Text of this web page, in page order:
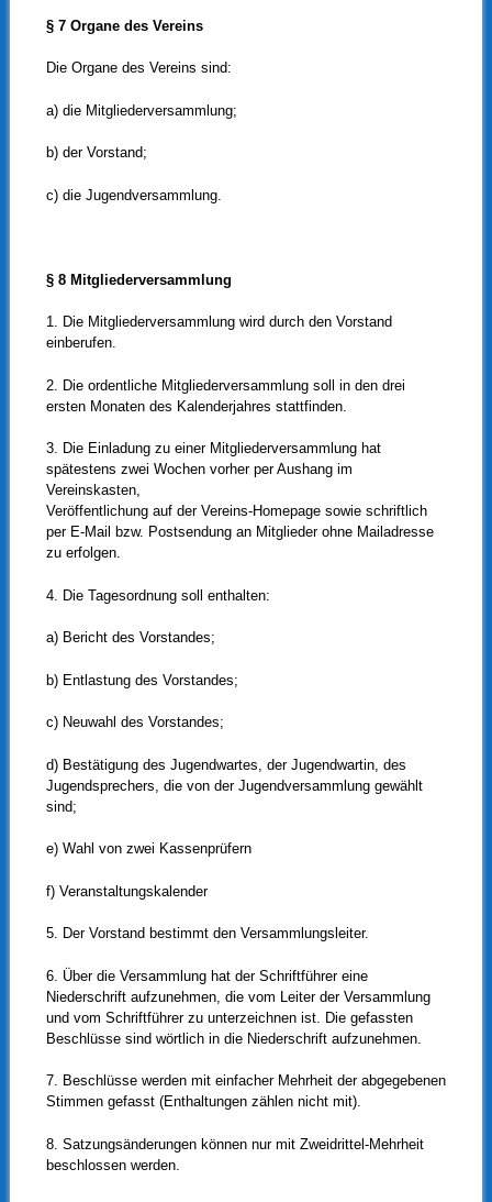
§ 7 Organe des Vereins
Die Organe des Vereins sind:
a) die Mitgliederversammlung;
b) der Vorstand;
c) die Jugendversammlung.
§ 8 Mitgliederversammlung
1. Die Mitgliederversammlung wird durch den Vorstand
einberufen.
2. Die ordentliche Mitgliederversammlung soll in den drei
ersten Monaten des Kalenderjahres stattfinden.
3. Die Einladung zu einer Mitgliederversammlung hat
spätestens zwei Wochen vorher per Aushang im
Vereinskasten,
Veröffentlichung auf der Vereins-Homepage sowie schriftlich
per E-Mail bzw. Postsendung an Mitglieder ohne Mailadresse
zu erfolgen.
4. Die Tagesordnung soll enthalten:
a) Bericht des Vorstandes;
b) Entlastung des Vorstandes;
c) Neuwahl des Vorstandes;
d) Bestätigung des Jugendwartes, der Jugendwartin, des
Jugendsprechers, die von der Jugendversammlung gewählt
sind;
e) Wahl von zwei Kassenprüfern
f) Veranstaltungskalender
5. Der Vorstand bestimmt den Versammlungsleiter.
6. Über die Versammlung hat der Schriftführer eine
Niederschrift aufzunehmen, die vom Leiter der Versammlung
und vom Schriftführer zu unterzeichnen ist. Die gefassten
Beschlüsse sind wörtlich in die Niederschrift aufzunehmen.
7. Beschlüsse werden mit einfacher Mehrheit der abgegebenen
Stimmen gefasst (Enthaltungen zählen nicht mit).
8. Satzungsänderungen können nur mit Zweidrittel-Mehrheit
beschlossen werden.